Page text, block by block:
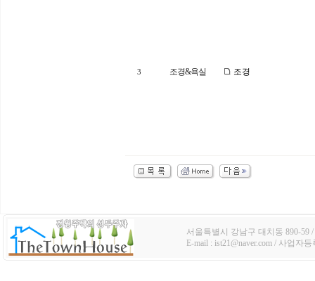
3 조경&욕실 조경
서울특별시 강남구 대치동 890-59 /
E-mail : ist21@naver.com / 사업자